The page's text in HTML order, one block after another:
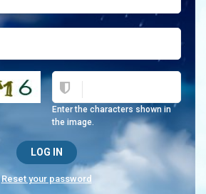
Enter the characters shown in
the image.
Reset your password